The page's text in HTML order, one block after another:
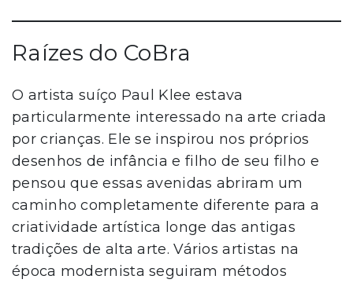
Raízes do CoBra
O artista suíço Paul Klee estava
particularmente interessado na arte criada
por crianças. Ele se inspirou nos próprios
desenhos de infância e filho de seu filho e
pensou que essas avenidas abriram um
caminho completamente diferente para a
criatividade artística longe das antigas
tradições de alta arte. Vários artistas na
época modernista seguiram métodos